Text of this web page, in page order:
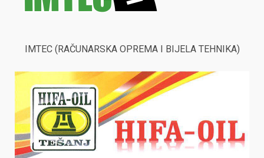
IMTEC (RAČUNARSKA OPREMA I BIJELA TEHNIKA)